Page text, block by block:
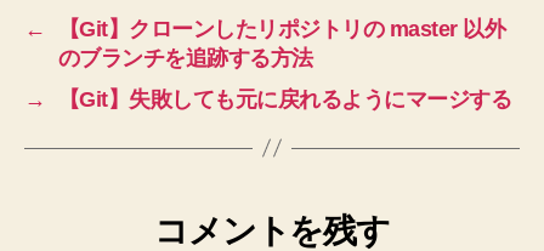
←
【Git】クローンしたリポジトリの master 以外
のブランチを追跡する方法
→
【Git】失敗しても元に戻れるようにマージする
コメントを残す